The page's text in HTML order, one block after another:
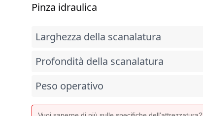
Pinza idraulica
Larghezza della scanalatura
Profondità della scanalatura
Peso operativo